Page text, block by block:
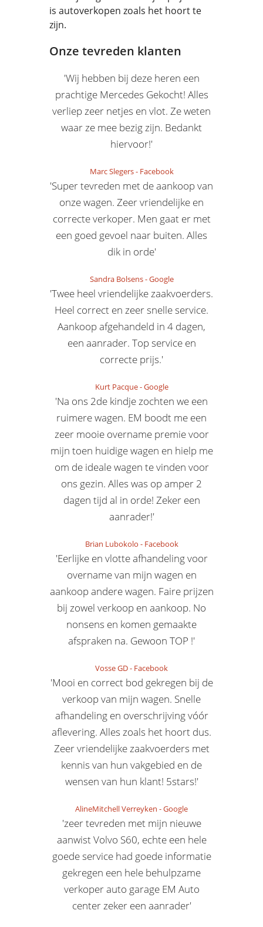
is autoverkopen zoals het hoort te
zijn.
Onze tevreden klanten
'Wij hebben bij deze heren een
prachtige Mercedes Gekocht! Alles
verliep zeer netjes en vlot. Ze weten
waar ze mee bezig zijn. Bedankt
hiervoor!'
Marc Slegers- Facebook
'Super tevreden met de aankoop van
onze wagen. Zeer vriendelijke en
correcte verkoper. Men gaat er met
een goed gevoel naar buiten. Alles
dik in orde'
Sandra Bolsens-Google
'Twee heel vriendelijke zaakvoerders.
Heel correct en zeer snelle service.
Aankoop afgehandeld in 4 dagen,
een aanrader. Top service en
correcte prijs.'
Kurt Pacque-Google
'Na ons 2de kindje zochten we een
ruimere wagen. EM boodt me een
zeer mooie overname premie voor
mijn toen huidige wagen en hielp me
om de ideale wagen te vinden voor
ons gezin. Alles was op amper 2
dagen tijd al in orde! Zeker een
aanrader!'
Brian Lubokolo - Facebook
'Eerlijke en vlotte afhandeling voor
overname van mijn wagen en
aankoop andere wagen. Faire prijzen
bij zowel verkoop en aankoop. No
nonsens en komen gemaakte
afspraken na. Gewoon TOP !'
Vosse GD- Facebook
'Mooi en correct bod gekregen bij de
verkoop van mijn wagen. Snelle
afhandeling en overschrijving vóór
aflevering. Alles zoals het hoort dus.
Zeer vriendelijke zaakvoerders met
kennis van hun vakgebied en de
wensen van hun klant! 5stars!'
AlineMitchell Verreyken -Google
'zeer tevreden met mijn nieuwe
aanwist Volvo S60, echte een hele
goede service had goede informatie
gekregen een hele behulpzame
verkoper auto garage EM Auto
center zeker een aanrader'